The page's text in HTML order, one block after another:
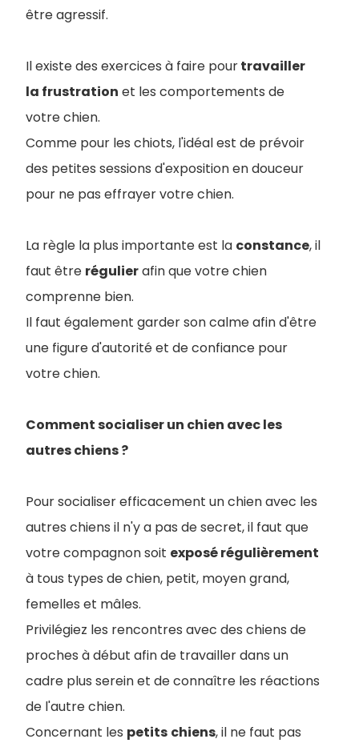
être agressif.
Il existe des exercices à faire pourtravailler
la frustration et les comportements de
votre chien.
Comme pour les chiots, l'idéal est de prévoir
des petites sessions d'exposition en douceur
pour ne pas effrayer votre chien.
La règle la plus importante est la constance, il
faut être régulierafin que votre chien
comprenne bien.
Il faut également garder son calme afin d'être
une figure d'autorité et de confiance pour
votre chien.
Comment socialiser un chien avec les
autres chiens ?
Pour socialiser efficacement un chien avec les
autres chiens il n'y a pas de secret, il faut que
votre compagnon soit exposé régulièrement
à tous types de chien, petit, moyen grand,
femelles et mâles.
Privilégiez les rencontres avec des chiens de
proches à début afin de travailler dans un
cadre plus serein et de connaître les réactions
de l'autre chien.
Concernant les petits chiens, il ne faut pas